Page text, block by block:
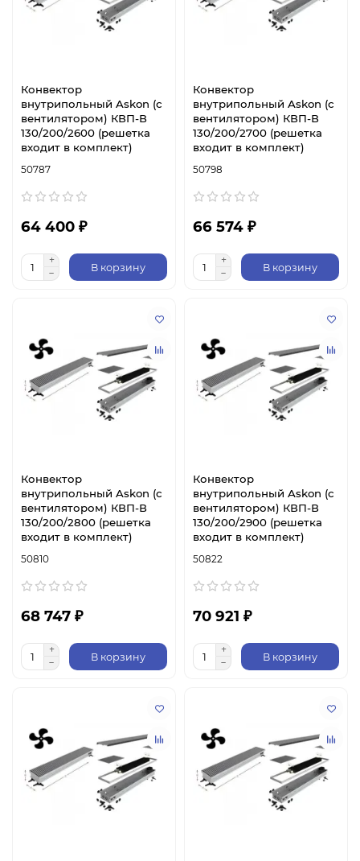
Конвектор
внутрипольный Askon (с
вентилятором) КВП-В
130/200/2600 (решетка
входит в комплект)
50787
64 400 ₽
В корзину
Конвектор
внутрипольный Askon (с
вентилятором) КВП-В
130/200/2700 (решетка
входит в комплект)
50798
66 574 ₽
В корзину
Конвектор
внутрипольный Askon (с
вентилятором) КВП-В
130/200/2800 (решетка
входит в комплект)
50810
68 747 ₽
В корзину
Конвектор
внутрипольный Askon (с
вентилятором) КВП-В
130/200/2900 (решетка
входит в комплект)
50822
70 921 ₽
В корзину